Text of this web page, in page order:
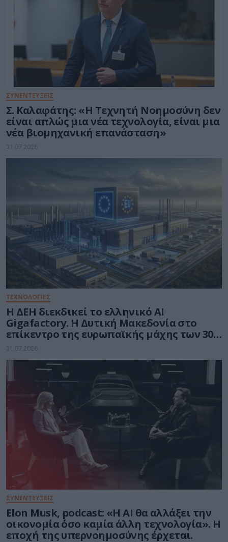
ΣΥΝΕΝΤΕΥΞΕΙΣ
Σ. Καλαφάτης: «Η Τεχνητή Νοημοσύνη δεν
είναι απλώς μια νέα τεχνολογία, είναι μια
νέα βιομηχανική επανάσταση»
31.07.2026
ΤΕΧΝΟΛΟΓΙΕΣ
Η ΔΕΗ διεκδικεί το ελληνικό AI
Gigafactory. Η Δυτική Μακεδονία στο
επίκεντρο της ευρωπαϊκής μάχης των 30
δισ. ευρώ για την Τεχνητή Νοημοσύνη
31.07.2026
ΣΥΝΕΝΤΕΥΞΕΙΣ
Elon Musk, podcast: «Η AI θα αλλάξει την
οικονομία όσο καμία άλλη τεχνολογία». Η
εποχή της υπερνοημοσύνης έρχεται.